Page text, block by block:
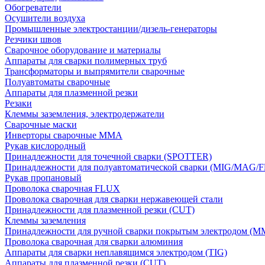
Обогреватели
Осушители воздуха
Промышленные электростанции/дизель-генераторы
Резчики швов
Сварочное оборудование и материалы
Аппараты для сварки полимерных труб
Трансформаторы и выпрямители сварочные
Полуавтоматы сварочные
Аппараты для плазменной резки
Резаки
Клеммы заземления, электродержатели
Сварочные маски
Инверторы сварочные ММА
Рукав кислородный
Принадлежности для точечной сварки (SPOTTER)
Принадлежности для полуавтоматической сварки (MIG/MAG/
Рукав пропановый
Проволока сварочная FLUX
Проволока сварочная для сварки нержавеющей стали
Принадлежности для плазменной резки (CUT)
Клеммы заземления
Принадлежности для ручной сварки покрытым электродом
Проволока сварочная для сварки алюминия
Аппараты для сварки неплавящимся электродом (TIG)
Аппараты для плазменной резки (CUT)